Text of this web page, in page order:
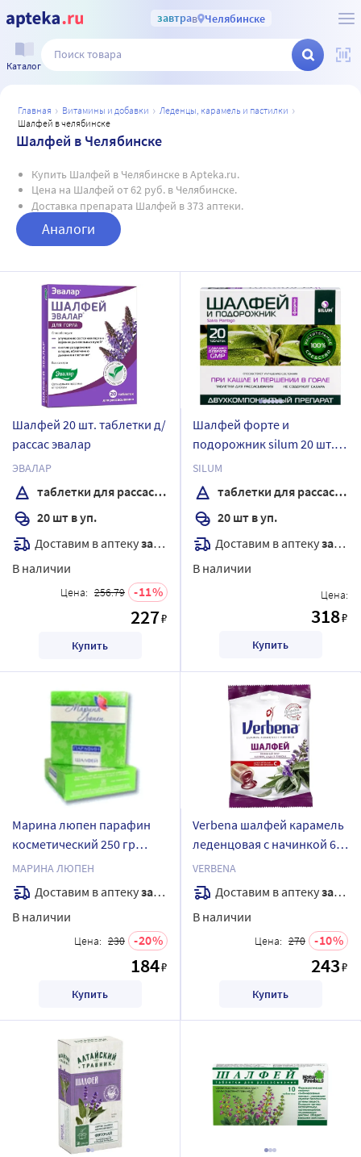
завтрав Челябинске
Каталог
главная витамины и добавки
леденцы, карамель и пастилки
шалфей в челябинске
Шалфей в Челябинске
Купить Шалфей в Челябинске в Apteka.ru.
Цена на Шалфей от 62 руб. в Челябинске.
Доставка препарата Шалфей в 373 аптеки.
Аналоги
Шалфей 20 шт. таблетки д/
рассас эвалар
ЭВАЛАР
таблетки для рассасывания
20 шт в уп.
Доставим в аптекузавтра
В наличии
Цена: 256.79 11
227₽
Купить
Шалфей форте и
подорожник silum 20 шт.
таблетки для
рассасывания
SILUM
таблетки для рассасывания
20 шт в уп.
Доставим в аптекузавтра
В наличии
Цена:
318₽
Купить
Марина люпен парафин
косметический 250 гр
шалфей
МАРИНА ЛЮПЕН
Доставим в аптекузавтра
В наличии
Цена: 230 20
184₽
Купить
Verbena шалфей карамель
леденцовая с начинкой 60
гр
VERBENA
Доставим в аптекузавтра
В наличии
Цена: 270 10
243₽
Купить